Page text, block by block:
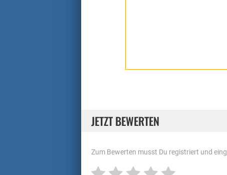
JETZT BEWERTEN
Zum Bewerten musst Du registriert und